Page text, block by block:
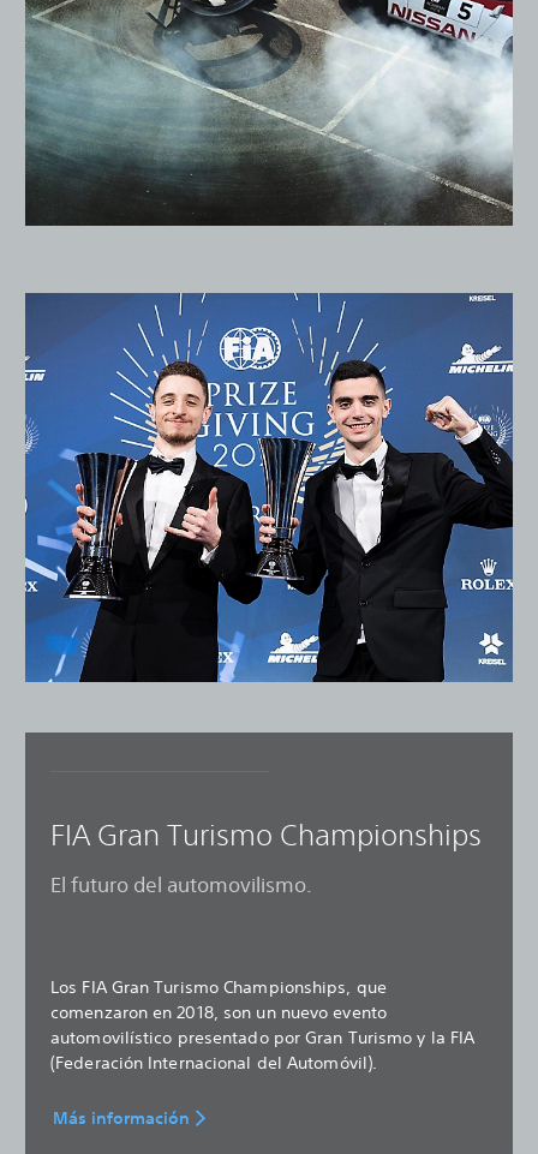
FIA Gran Turismo Championships
El futuro del automovilismo.
Los FIA Gran Turismo Championships, que
comenzaron en 2018, son un nuevo evento
automovilístico presentado por Gran Turismo y la FIA
(Federación Internacional del Automóvil).
Más información